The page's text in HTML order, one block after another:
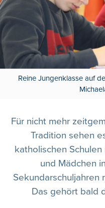
Reine Jungenklasse auf
Für nicht mehr
Tradition sehen
katholischen
und Mädchen
Sekundarschuljahren
Das gehört bald